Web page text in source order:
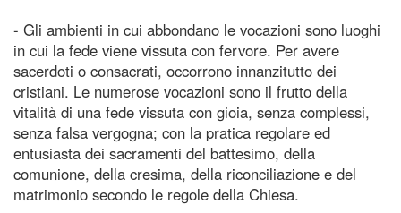
- Gli ambienti in cui abbondano le vocazioni sono luoghi
in cui la fede viene vissuta con fervore. Per avere
sacerdoti o consacrati, occorrono innanzitutto dei
cristiani. Le numerose vocazioni sono il frutto della
vitalità di una fede vissuta con gioia, senza complessi,
senza falsa vergogna; con la pratica regolare ed
entusiasta dei sacramenti del battesimo, della
comunione, della cresima, della riconciliazione e del
matrimonio secondo le regole della Chiesa.